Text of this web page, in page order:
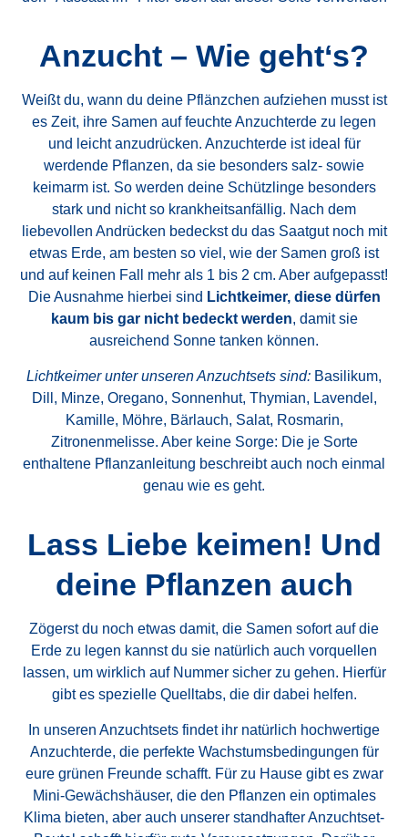
Anzucht – Wie geht‘s?
Weißt du, wann du deine Pflänzchen aufziehen musst ist
es Zeit, ihre Samen auf feuchte Anzuchterde zu legen
und leicht anzudrücken. Anzuchterde ist ideal für
werdende Pflanzen, da sie besonders salz- sowie
keimarm ist. So werden deine Schützlinge besonders
stark und nicht so krankheitsanfällig. Nach dem
liebevollen Andrücken bedeckst du das Saatgut noch mit
etwas Erde, am besten so viel, wie der Samen groß ist
und auf keinen Fall mehr als 1 bis 2 cm. Aber aufgepasst!
Die Ausnahme hierbei sind Lichtkeimer, diese dürfen
kaum bis gar nicht bedeckt werden, damit sie
ausreichend Sonne tanken können.
Lichtkeimer unter unseren Anzuchtsets sind: Basilikum,
Dill, Minze, Oregano, Sonnenhut, Thymian, Lavendel,
Kamille, Möhre, Bärlauch, Salat, Rosmarin,
Zitronenmelisse. Aber keine Sorge: Die je Sorte
enthaltene Pflanzanleitung beschreibt auch noch einmal
genau wie es geht.
Lass Liebe keimen! Und
deine Pflanzen auch
Zögerst du noch etwas damit, die Samen sofort auf die
Erde zu legen kannst du sie natürlich auch vorquellen
lassen, um wirklich auf Nummer sicher zu gehen. Hierfür
gibt es spezielle Quelltabs, die dir dabei helfen.
In unseren Anzuchtsets findet ihr natürlich hochwertige
Anzuchterde, die perfekte Wachstumsbedingungen für
eure grünen Freunde schafft. Für zu Hause gibt es zwar
Mini-Gewächshäuser, die den Pflanzen ein optimales
Klima bieten, aber auch unserer standhafter Anzuchtset-